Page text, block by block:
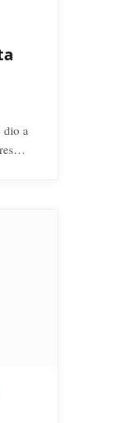
dio a